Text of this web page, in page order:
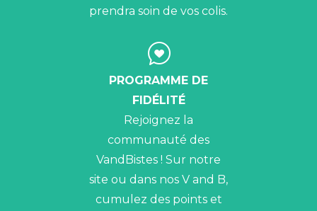
prendra soin de vos colis.
PROGRAMME DE
FIDÉLITÉ
Rejoignez la
communauté des
VandBistes ! Sur notre
site ou dans nos V and B,
cumulez des points et